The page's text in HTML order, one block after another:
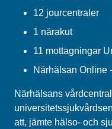
12 jourcentraler
1 närakut
11 mottagningar
Närhälsan Online
Närhälsans
att, jämte hälso- och